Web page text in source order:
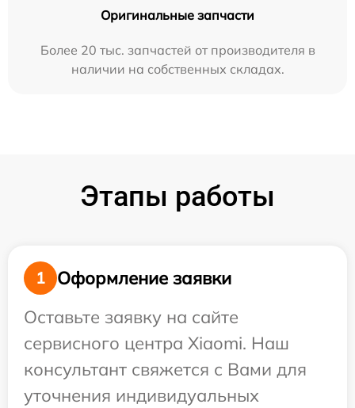
Оригинальные запчасти
Более 20 тыс. запчастей от производителя в
наличии на собственных складах.
Этапы работы
1
Оформление заявки
Оставьте заявку на сайте
сервисного центра Xiaomi. Наш
консультант свяжется с Вами для
уточнения индивидуальных